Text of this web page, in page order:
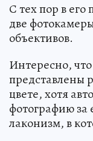
С тех пор в его
две
объективов.
Интересно,
представлены
цвете, хотя
фотографию
лаконизм, в